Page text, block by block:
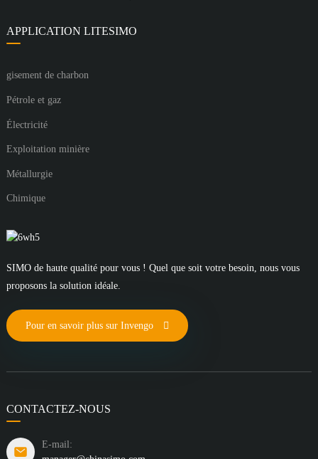
APPLICATION LITESIMO
gisement de charbon
Pétrole et gaz
Électricité
Exploitation minière
Métallurgie
Chimique
SIMO de haute qualité pour vous ! Quel que soit votre besoin, nous vous
proposons la solution idéale.
Pour en savoir plus sur Invengo
CONTACTEZ-NOUS
E-mail: